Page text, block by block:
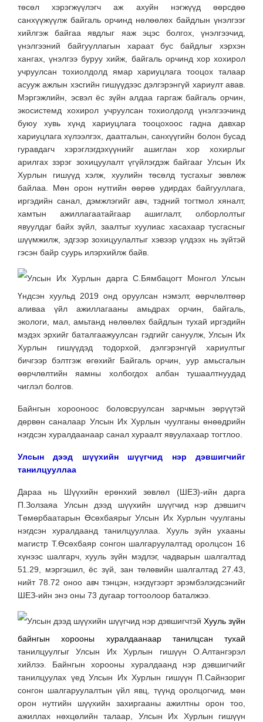
төсөл хэрэгжүүлэгч аж ахуйн нэгжүүд өөрсдөө
санхүүжүүлж байгаль орчинд нөлөөлөх байдлын үнэлгээг
хийлгэж байгаа явдлыг яаж эцэс болгох, үнэлгээчид,
үнэлгээний байгууллагын хараат бус байдлыг хэрхэн
хангах, үнэлгээ буруу хийж, байгаль орчинд хор хохирол
учруулсан тохиолдолд ямар хариуцлага тооцох талаар
асууж ажлын хэсгийн гишүүдээс дэлгэрэнгүй хариулт авав.
Мэргэжлийн, эсвэл ёс зүйн алдаа гаргаж байгаль орчин,
экосистемд хохирол учруулсан тохиолдолд үнэлгээчинд
буюу хувь хүнд хариуцлага тооцохоос гадна давхар
хариуцлага хүлээлгэх, даатгалын, санхүүгийн болон бусад
гуравдагч хэрэглэгдэхүүнийг ашиглан хор хохирлыг
арилгах зэрэг зохицуулалт үгүйлэгдэж байгааг Улсын Их
Хурлын гишүүд хэлж, хуулийн төсөлд тусгахыг зөвлөж
байлаа. Мөн орон нутгийн өөрөө удирдах байгууллага,
иргэдийн санал, дэмжлэгийг авч, тэдний тогтмол хяналт,
хамтын ажиллагаатайгаар ашиглалт, олборлолтыг
явуулдаг байх зүйл, заалтыг хуулиас хасахаар тусгасныг
шүүмжилж, эдгээр зохицуулалтыг хэвээр үлдээх нь зүйтэй
гэсэн байр суурь илэрхийлж байв.
Улсын Их Хурлын дарга С.Бямбацогт Монгол Улсын
Үндсэн хуульд 2019 онд оруулсан нэмэлт, өөрчлөлтөөр
аливаа үйл ажиллагааны амьдрах орчин, байгаль,
экологи, мал, амьтанд нөлөөлөх байдлын тухай иргэдийн
мэдэх эрхийг баталгаажуулсан гэдгийг сануулж, Улсын Их
Хурлын гишүүдэд тодорхой, дэлгэрэнгүй хариултыг
бичгээр бэлтгэж өгөхийг Байгаль орчин, уур амьсгалын
өөрчлөлтийн яамны холбогдох албан тушаалтнуудад
чиглэл болгов.
Байнгын хорооноос боловсруулсан зарчмын зөрүүтэй
дөрвөн саналаар Улсын Их Хурлын чуулганы өнөөдрийн
нэгдсэн хуралдаанаар санал хураалт явуулахаар тогтлоо.
Улсын дээд шүүхийн шүүгчид нэр дэвшигчийг
танилцууллаа
Дараа нь Шүүхийн ерөнхий зөвлөл (ШЕЗ)-ийн дарга
П.Золзаяа Улсын дээд шүүхийн шүүгчид нэр дэвшигч
Төмөрбаатарын Өсөхбаярыг Улсын Их Хурлын чуулганы
нэгдсэн хуралдаанд танилцууллаа. Хууль зүйн ухааны
магистр Т.Өсөхбаяр сонгон шалгаруулалтад оролцсон 16
хүнээс шалгарч, хууль зүйн мэдлэг, чадварын шалгалтад
51.29, мэргэшил, ёс зүй, зан төлөвийн шалгалтад 27.43,
нийт 78.72 оноо авч тэнцэн, нэгдүгээрт эрэмбэлэгдсэнийг
ШЕЗ-ийн энэ оны 73 дугаар тогтоолоор баталжээ.
Улсын дээд шүүхийн шүүгчид нэр дэвшигчтэй Хууль зүйн
байнгын хорооны хуралдаанаар танилцсан тухай
танилцуулгыг Улсын Их Хурлын гишүүн О.Алтангэрэл
хийлээ. Байнгын хорооны хуралдаанд нэр дэвшигчийг
танилцуулах үед Улсын Их Хурлын гишүүн П.Сайнзориг
сонгон шалгаруулалтын үйл явц, түүнд оролцогчид, мөн
орон нутгийн шүүхийн захиргааны ажилтны орон тоо,
ажиллах нөхцөлийн талаар, Улсын Их Хурлын гишүүн